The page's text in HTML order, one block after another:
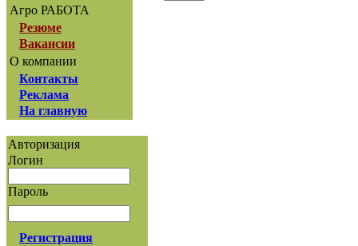
Агро РАБОТА
Резюме
Вакансии
О компании
Контакты
Реклама
На главную
Авторизация
Логин
Пароль
Регистрация